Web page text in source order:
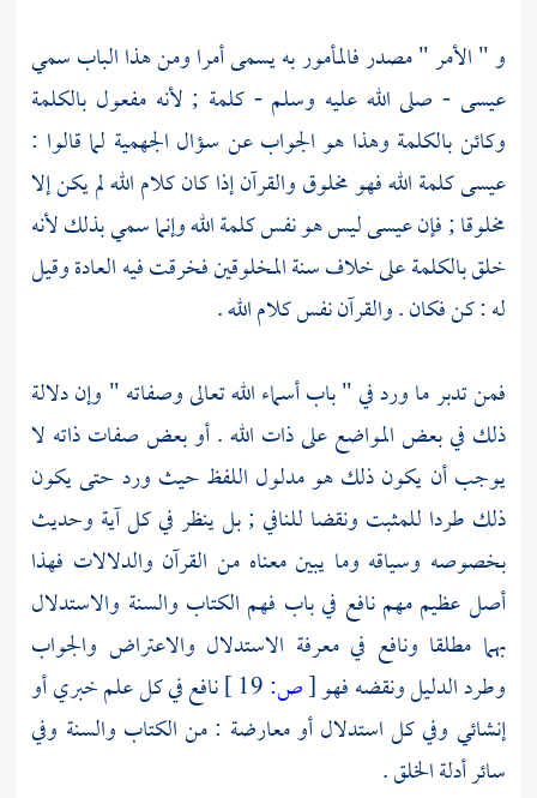
و " الأمر " مصدر فالمأمور به يسمى أمرا ومن هذا الباب سمي
عيسى - صلى الله عليه وسلم - كلمة ; لأنه مفعول بالكلمة
وكائن بالكلمة وهذا هو الجواب عن سؤال الجهمية لما قالوا :
عيسىكلمة الله فهو مخلوق والقرآن إذا كان كلام الله لم يكن إلا
مخلوقا ; فإنعيسىليس هو نفس كلمة الله وإنما سمي بذلك لأنه
خلق بالكلمة على خلاف سنة المخلوقين فخرقت فيه العادة وقيل
له : كن فكان . والقرآن نفس كلام الله .
فمن تدبر ما ورد في " باب أسماء الله تعالى وصفاته " وإن دلالة
ذلك في بعض المواضع على ذات الله . أو بعض صفات ذاته لا
يوجب أن يكون ذلك هو مدلول اللفظ حيث ورد حتى يكون
ذلك طردا للمثبت ونقضا للنافي ; بل ينظر في كل آية وحديث
بخصوصه وسياقه وما يبين معناه من القرآن والدلالات فهذا
أصل عظيم مهم نافع في باب فهم الكتاب والسنة والاستدلال
بهما مطلقا ونافع في معرفة الاستدلال والاعتراض والجواب
وطرد الدليل ونقضه فهو[ص:
نافع في كل علم خبري أو
إنشائي وفي كل استدلال أو معارضة : من الكتاب والسنة وفي
سائر أدلة الخلق .